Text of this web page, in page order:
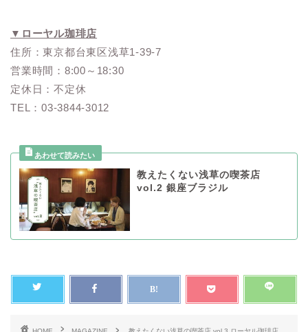
▼ローヤル珈琲店
住所：東京都台東区浅草1-39-7
営業時間：8:00～18:30
定休日：不定休
TEL：03-3844-3012
教えたくない浅草の喫茶店
vol.2 銀座ブラジル